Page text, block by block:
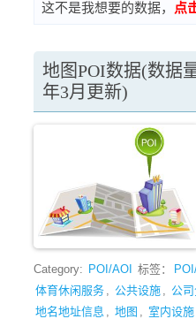
这不是我想要的数据， 点
地图POI数据(数据
年3月更新)
Category: POI/AOI 标签：
体育休闲服务 , 公共设施 , 公
地名地址信息 , 地图 , 室内设施